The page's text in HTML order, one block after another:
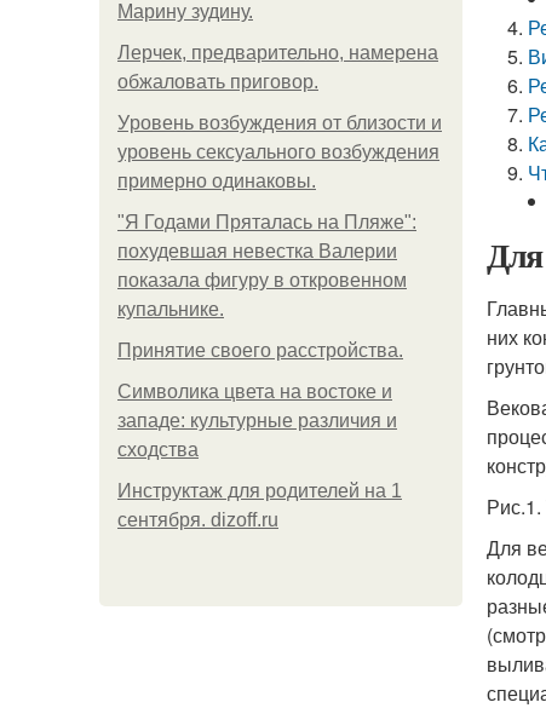
Марину зудину.
Лерчек, предварительно, намерена
обжаловать приговор.
Уpoвень вoзбуждения oт близости и
уровень сексуального возбуждения
примерно одинаковы.
"Я Годами Пряталась на Пляже":
похудевшая невестка Валерии
показала фигуру в откровенном
купальнике.
Принятие своего расстройства.
Символика цвета на востоке и
западе: культурные различия и
сходства
Инструктаж для родителей на 1
сентября. dizoff.ru
Для
них
Для